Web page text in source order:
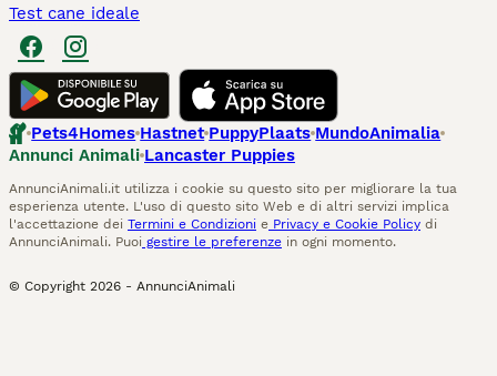
Test cane ideale
Pets4Homes Hastnet PuppyPlaats MundoAnimalia
Annunci Animali Lancaster Puppies
AnnunciAnimali.it utilizza i cookie su questo sito per migliorare la tua
esperienza utente. L'uso di questo sito Web e di altri servizi implica
l'accettazione dei Termini e Condizioni e Privacy e Cookie Policy di
AnnunciAnimali. Puoi gestire le preferenze in ogni momento.
© Copyright 2026 - AnnunciAnimali